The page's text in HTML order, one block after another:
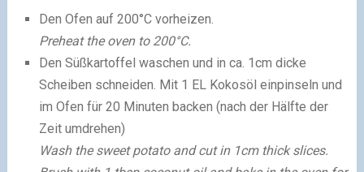
Den Ofen auf 200°C vorheizen.
Preheat the oven to 200°C.
Den Süßkartoffel waschen und in ca. 1cm dicke
Scheiben schneiden. Mit 1 EL Kokosöl einpinseln und
im Ofen für 20 Minuten backen (nach der Hälfte der
Zeit umdrehen)
Wash the sweet potato and cut in 1cm thick slices.